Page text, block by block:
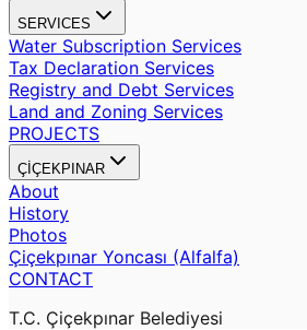
SERVICES
Water Subscription Services
Tax Declaration Services
Registry and Debt Services
Land and Zoning Services
PROJECTS
ÇİÇEKPINAR
About
History
Photos
Çiçekpınar Yoncası (Alfalfa)
CONTACT
T.C. Çiçekpınar Belediyesi